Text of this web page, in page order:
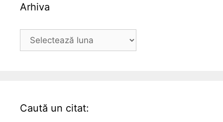
Arhiva
Arhiva
Caută un citat: